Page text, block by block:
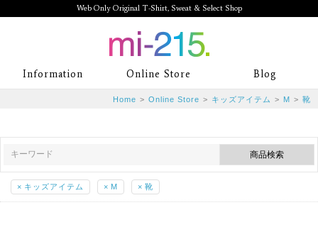
Web Only Original T-Shirt, Sweat & Select Shop
mi-215. Web Only Original T-Shirt,
Sweat & Select Shop mi-215. Tシャ
ランド専門通販
Information Online Store Blog
Home > Online Store > キッズアイテム > M > 靴
× キッズアイテム × M × 靴